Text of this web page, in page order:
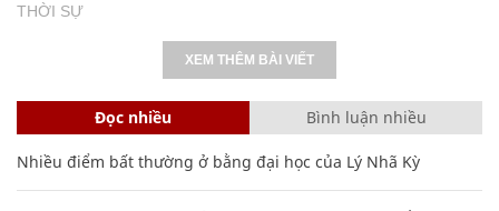
THỜI SỰ
XEM THÊM BÀI VIẾT
Đọc nhiều Bình luận nhiều
Nhiều điểm bất thường ở bằng đại học của Lý Nhã Kỳ